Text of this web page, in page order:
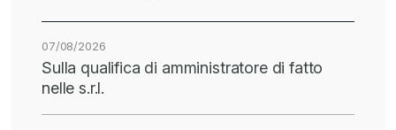
07/08/2026
Sulla qualifica di amministratore di fatto
nelle s.r.l.